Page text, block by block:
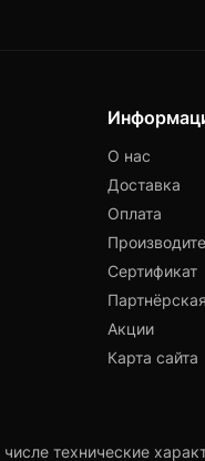
О нас
Доставка
Оплата
Сертификат
Акции
Карта сайта
технические